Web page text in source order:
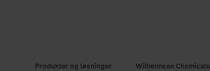
Produkter og løsninger Wilhelmsen Chemicals